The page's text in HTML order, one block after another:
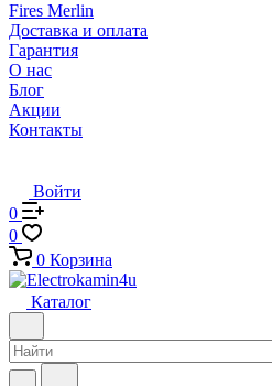
Fires Merlin
Доставка и оплата
Гарантия
О нас
Блог
Акции
Контакты
Войти
0
0
0 Корзина
Каталог